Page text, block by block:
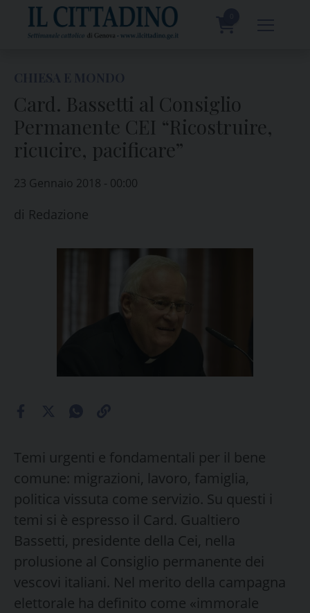
content
Card. Bassetti al Consiglio
Permanente CEI “Ricostruire,
ricucire, pacificare”
23 Gennaio 2018 - 00:00
di Redazione
Temi urgenti e fondamentali per il bene
comune: migrazioni, lavoro, famiglia,
politica vissuta come servizio. Su questi i
temi si è espresso il Card. Gualtiero
Bassetti, presidente della Cei, nella
prolusione al Consiglio permanente dei
vescovi italiani. Nel merito della campagna
elettorale ha definito come «immorale